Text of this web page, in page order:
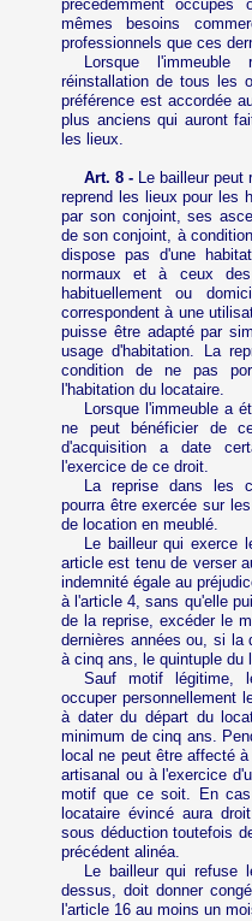
précédemment occupés
mêmes besoins
professionnels que ces
Lorsque
réinstallation de tous les
préférence est accordée
plus anciens qui auront
les lieux.
Art. 8 - Le bailleur peut
reprend les lieux pour les
par son conjoint, ses
de son conjoint, à
dispose pas d'une
normaux et à ceux
habituellement ou
correspondent à une
puisse être adapté par
usage d'habitation. La
condition de ne pas
l'habitation du locataire.
Lorsque l'immeuble a
ne peut bénéficier de
d'acquisition a date
l'exercice de ce droit.
La reprise dans les
pourra être exercée sur
de location en meublé.
Le bailleur qui exerce
article est tenu de verser
indemnité égale au
à l'article 4, sans qu'elle
de la reprise, excéder le
dernières années ou, si la
à cinq ans, le quintuple du
Sauf motif légitime,
occuper personnellement
à dater du départ du
minimum de cinq ans.
local ne peut être affecté
artisanal ou à l'exercice
motif que ce soit. En
locataire évincé aura
sous déduction toutefois
précédent alinéa.
Le bailleur qui refuse
dessus, doit donner
l'article 16 au moins un